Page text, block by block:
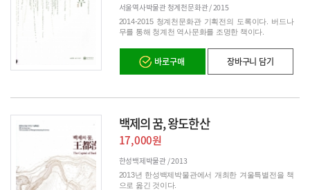
서울역사박물관 청계천문화관 /2015
2014-2015 청계천문화관 기획전의 도록이다. 버드나
무를 통해 청계천 역사문화를 조명한 책이다.
바로구매 장바구니 담기
백제의 꿈, 왕도한산
17,000원
한성백제박물관 /2013
2013년 한성백제박물관에서 개최한 겨울특별전을 책
으로 옮긴 것이다.